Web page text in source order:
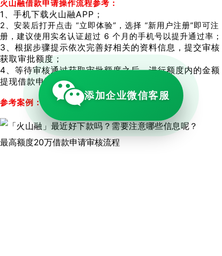
火山融借款申请操作流程参考：
1、手机下载火山融APP；
2、安装后打开点击 “立即体验”，选择 “新用户注册”即可注
册，建议使用实名认证超过 6 个月的手机号以提升通过率；
3、根据步骤提示依次完善好相关的资料信息，提交审核
获取审批额度；
4、等待审核通过获取审批额度之后，进行额度内的金额
提现借款申请操作即可。
参考案例： 期限：12期；额度：5300元；
添加企业微信客服